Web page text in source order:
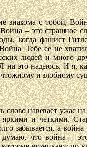
знакома с тобой,
– это страшное
когда фашист
Тебе ее не
людей и много
на это надеюсь. И я,
и злобному
слово навевает ужас
яркими и четкими.
забывается, а
что война – это